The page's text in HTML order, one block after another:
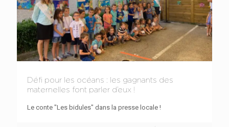
Défi pour les océans : les gagnants des
maternelles font parler d’eux !
Le conte "Les bidules" dans la presse locale !